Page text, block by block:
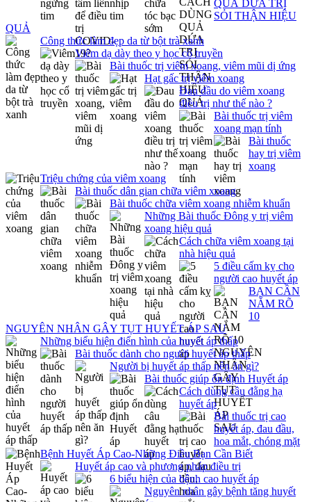
QUẢ DỨA TRỊ
SỎI THẬN HIỆU
QUẢ
Công thức làm đẹp da từ bột trà xanh
Viêm dạ dày theo y học cổ truyền
Bài thuốc trị viêm xoang, viêm mũi dị ứng
Hạt gấc trị viêm xoang
Đau đầu do viêm xoang
điều trị như thế nào ?
Bài thuốc trị viêm
xoang mạn tính
Bài thuốc
hay trị viêm
xoang
Triệu chứng của viêm xoang
Bài thuốc dân gian chữa viêm xoang
Bài thuốc chữa viêm xoang nhiễm khuẩn
Những Bài thuốc Đông y trị viêm
xoang hiệu quả
Cách chữa viêm xoang tại
nhà hiệu quả
5 điều cấm kỵ cho
người cao huyết áp
BẠN CẦN
NẮM RÕ
10
NGUYÊN NHÂN GÂY TỤT HUYẾT ÁP SAU
Những biểu hiện điển hình của huyết áp thấp
Bài thuốc dành cho người huyết áp thấp
Người bị huyết áp thấp nên ăn gì?
Bài thuốc giúp ổn định Huyết áp
Cách dùng câu đằng hạ
huyết áp
Bài thuốc trị cao
huyết áp, đau đầu,
hoa mắt, chóng mặt
Bệnh Huyết Áp Cao-Những Điều Bạn Cần Biết
Huyết áp cao và phương pháp điều trị
6 biểu hiện của bệnh cao huyết áp
Nguyên nhân gây bệnh tăng huyết